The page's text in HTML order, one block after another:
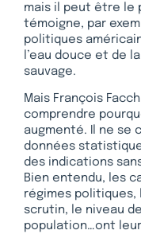
mais il peut être le
témoigne, par
politiques
l’eau douce et de
sauvage.
Mais François
comprendre
augmenté. Il ne se
données
des indications
Bien entendu, les
régimes
scrutin, le niveau
population…ont